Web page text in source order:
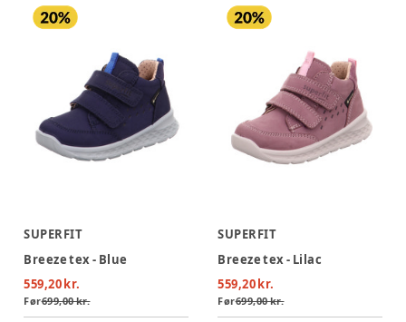
SUPERFIT
Breeze tex - Blue
559,20 kr.
Før699,00 kr.
SUPERFIT
Breeze tex - Lilac
559,20 kr.
Før699,00 kr.